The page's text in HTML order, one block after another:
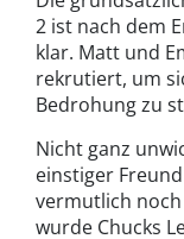
2 ist nach dem
klar. Matt und
rekrutiert, um
Bedrohung zu
Nicht ganz
einstiger
vermutlich
wurde Chucks